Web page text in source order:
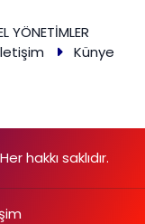
YÖNETİMLER
Künye
hakkı saklıdır.